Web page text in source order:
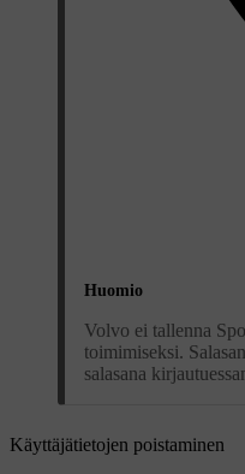
Huomio
Volvo ei tallenna
toimimiseksi.
salasana
Käyttäjätietojen poistaminen